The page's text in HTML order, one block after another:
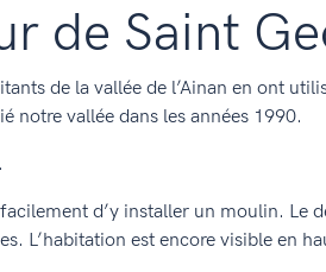
de Saint
de la vallée de l’Ainan en ont
notre vallée dans les années 1990.
d’y installer un moulin. Le
L’habitation est encore visible en